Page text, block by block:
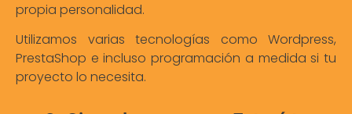
propia personalidad.
Utilizamos varias tecnologías como Wordpress,
PrestaShop e incluso programación a medida si tu
proyecto lo necesita.